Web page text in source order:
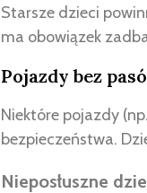
Starsze dzieci
ma obowiązek
Pojazdy bez
Niektóre pojazdy
bezpieczeństwa.
Nieposłuszne